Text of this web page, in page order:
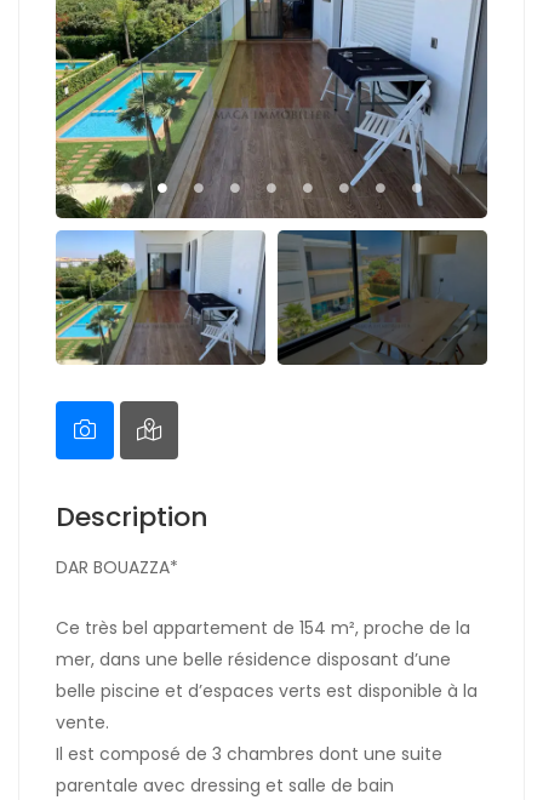
Description
DAR BOUAZZA*
Ce très bel appartement de 154 m², proche de la
mer, dans une belle résidence disposant d’une
belle piscine et d’espaces verts est disponible à la
vente.
Il est composé de 3 chambres dont une suite
parentale avec dressing et salle de bain